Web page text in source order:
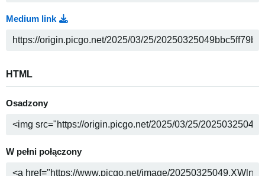
Medium link
HTML
Osadzony
W pełni połączony